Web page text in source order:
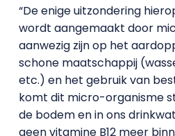
“De enige uitzondering
wordt aangemaakt door
aanwezig zijn op het
schone maatschappij
etc.) en het gebruik van
komt dit micro-organisme
de bodem en in ons
geen vitamine B12 meer